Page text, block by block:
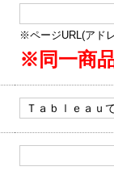
※ページURL(アド
※同一商